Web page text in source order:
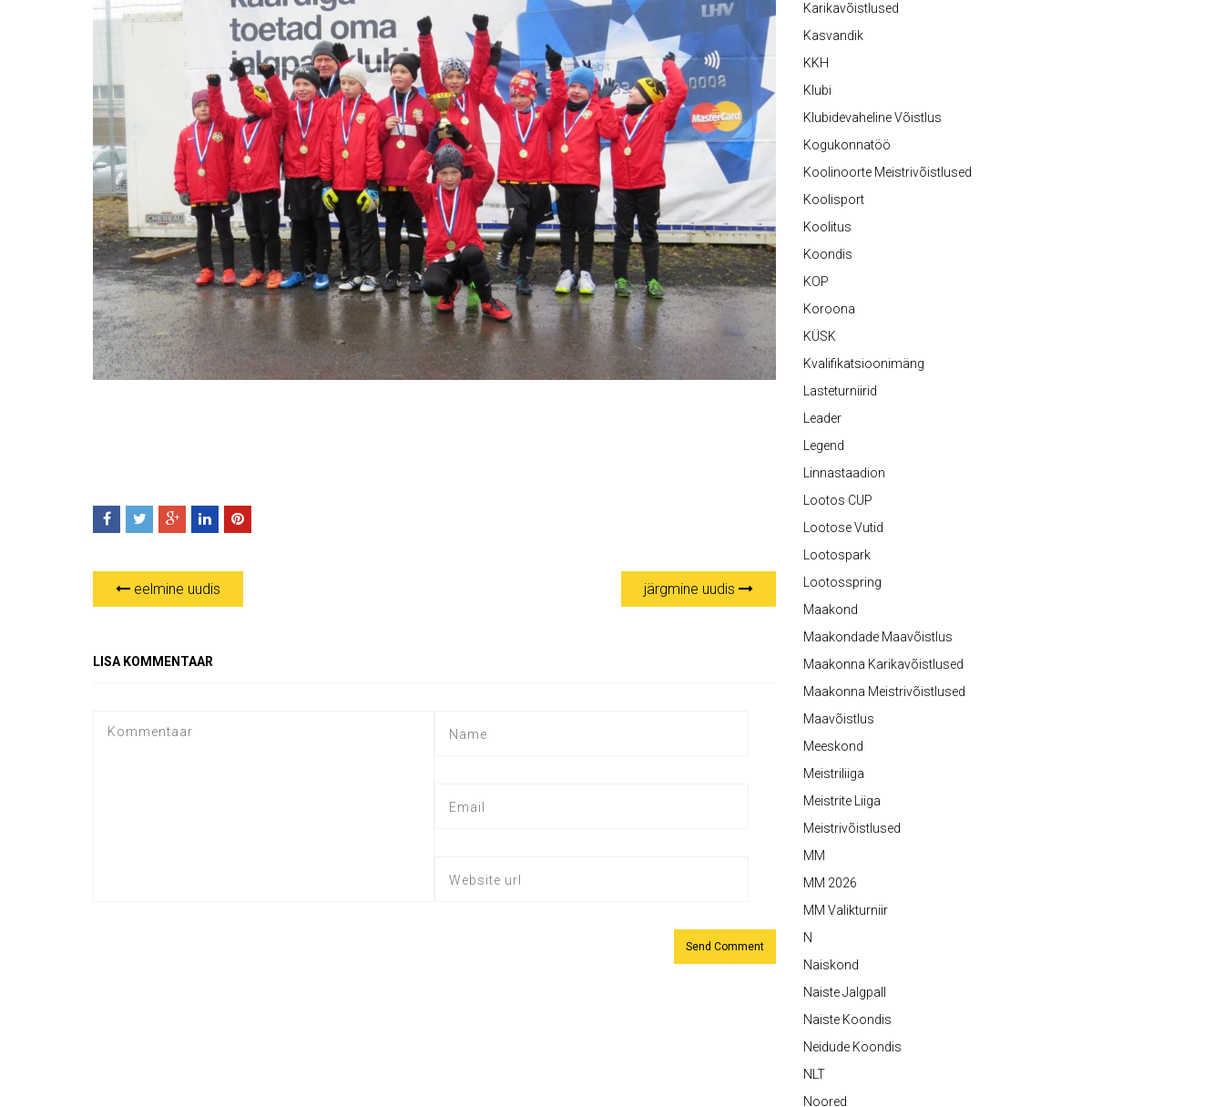
eelmine uudis järgmine uudis
LISA KOMMENTAAR
Karikavõistlused
Kasvandik
KKH
Klubi
Klubidevaheline Võistlus
Kogukonnatöö
Koolinoorte Meistrivõistlused
Koolisport
Koolitus
Koondis
KOP
Koroona
KÜSK
Kvalifikatsioonimäng
Lasteturniirid
Leader
Legend
Linnastaadion
Lootos CUP
Lootose Vutid
Lootospark
Lootosspring
Maakond
Maakondade Maavõistlus
Maakonna Karikavõistlused
Maakonna Meistrivõistlused
Maavõistlus
Meeskond
Meistriliiga
Meistrite Liiga
Meistrivõistlused
MM
MM 2026
MM Valikturniir
N
Naiskond
Naiste Jalgpall
Naiste Koondis
Neidude Koondis
NLT
Noored